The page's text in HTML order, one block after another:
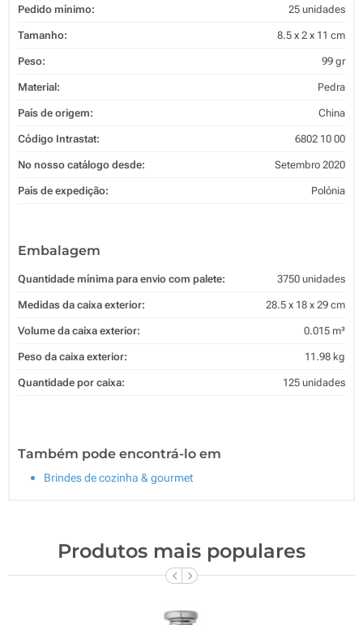
Pedido mínimo: 25 unidades
Tamanho: 8.5 x 2 x 11 cm
Peso: 99 gr
Material: Pedra
País de origem: China
Código Intrastat: 6802 10 00
No nosso catálogo desde: Setembro 2020
País de expedição: Polónia
Embalagem
Quantidade mínima para envio com palete: 3750 unidades
Medidas da caixa exterior: 28.5 x 18 x 29 cm
Volume da caixa exterior: 0.015 m³
Peso da caixa exterior: 11.98 kg
Quantidade por caixa: 125 unidades
Também pode encontrá-lo em
Brindes de cozinha & gourmet
Produtos mais populares